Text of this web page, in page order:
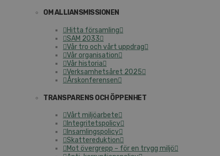
OM ALLIANSMISSIONEN
Hitta församling
SAM 2033
Vår tro och vårt uppdrag
Vår organisation
Vår historia
Verksamhetsåret 2025
Årskonferensen
TRANSPARENS OCH ÖPPENHET
Vårt miljöarbete
Integritetspolicy
Insamlingspolicy
Skattereduktion
Mot övergrepp – för en trygg miljö